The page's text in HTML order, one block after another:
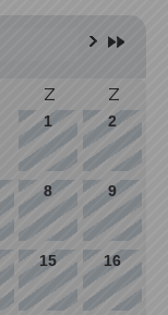
Z Z
1 2
8 9
15 16